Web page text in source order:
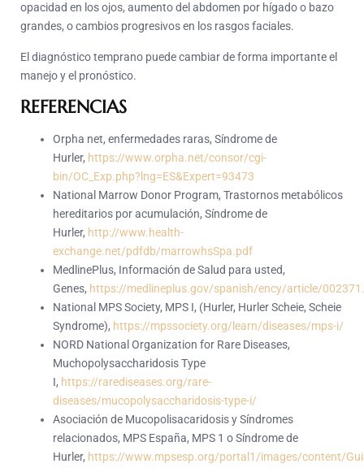
opacidad en los ojos, aumento del abdomen por hígado o bazo
grandes, o cambios progresivos en los rasgos faciales.
El diagnóstico temprano puede cambiar de forma importante el
manejo y el pronóstico.
REFERENCIAS
Orpha net, enfermedades raras, Síndrome de
Hurler, https://www.orpha.net/consor/cgi-
bin/OC_Exp.php?lng=ES&Expert=93473
National Marrow Donor Program, Trastornos metabólicos
hereditarios por acumulación, Síndrome de
Hurler, http://www.health-
exchange.net/pdfdb/marrowhsSpa.pdf
MedlinePlus, Información de Salud para usted,
Genes, https://medlineplus.gov/spanish/ency/article/
National MPS Society, MPS I, (Hurler, Hurler Scheie, Scheie
Syndrome), https://mpssociety.org/learn/diseases/mps-i/
NORD National Organization for Rare Diseases,
Muchopolysaccharidosis Type
I, https://rarediseases.org/rare-
diseases/mucopolysaccharidosis-type-i/
Asociación de Mucopolisacaridosis y Síndromes
relacionados, MPS España, MPS 1 o Síndrome de
Hurler, https://www.mpsesp.org/portal1/images/content/